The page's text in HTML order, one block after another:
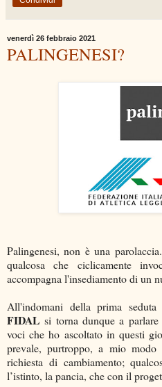
venerdì 26 febbraio 2021
PALINGENESI?
Palingenesi, non è una
qualcosa che ciclicamente
accompagna l'insediamento di un
All'indomani della prima
FIDAL si torna dunque a
voci che ho ascoltato in questi
prevale, purtroppo, a mio modo
richiesta di cambiamento;
l’istinto, la pancia, che con il